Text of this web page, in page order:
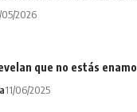
05/2026
que no estás
11/06/2025